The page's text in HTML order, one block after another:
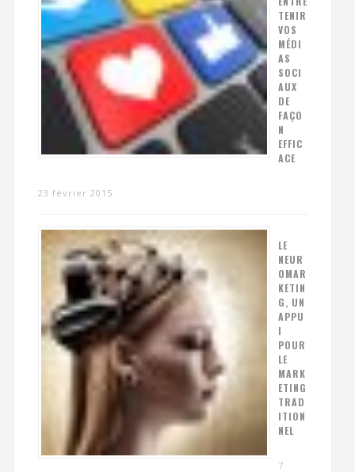
TENIR
VOS
MÉDI
AS
SOCI
AUX
DE
FAÇO
N
EFFIC
ACE
23 février 2015
LE
NEUR
OMAR
KETIN
G, UN
APPU
I
POUR
LE
MARK
ETING
TRAD
ITION
NEL
7